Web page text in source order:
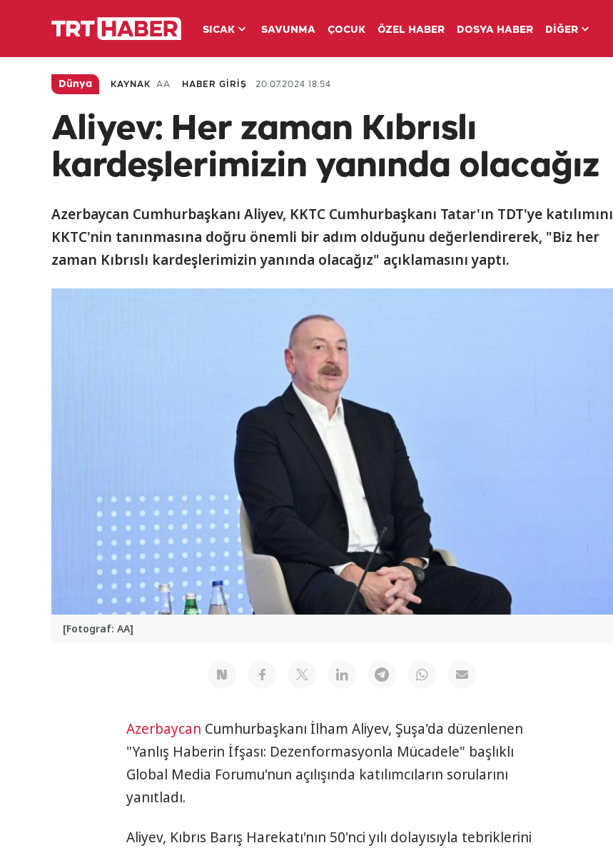
SICAK SAVUNMA ÇOCUK ÖZEL HABER DOSYA HABER DİĞER
Dünya KAYNAK AA HABER GİRİŞ 20.07.2024 18:54
Aliyev: Her zaman Kıbrıslı
kardeşlerimizin yanında olacağız
Azerbaycan Cumhurbaşkanı Aliyev, KKTC Cumhurbaşkanı Tatar'ın TDT'ye katılımını
KKTC'nin tanınmasına doğru önemli bir adım olduğunu değerlendirerek, "Biz her
zaman Kıbrıslı kardeşlerimizin yanında olacağız" açıklamasını yaptı.
[Fotograf: AA]
Azerbaycan Cumhurbaşkanı İlham Aliyev, Şuşa'da düzenlenen
"Yanlış Haberin İfşası: Dezenformasyonla Mücadele" başlıklı
Global Media Forumu'nun açılışında katılımcıların sorularını
yanıtladı.
Aliyev, Kıbrıs Barış Harekatı'nın 50'nci yılı dolayısıyla tebriklerini